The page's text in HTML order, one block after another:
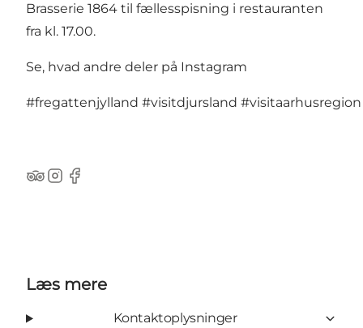
Brasserie 1864 til fællesspisning i restauranten
fra kl. 17.00.
Se, hvad andre deler på Instagram
#fregattenjylland #visitdjursland #visitaarhusregion
TripAdvisor
Instagram
Facebook
Læs mere
Kontaktoplysninger